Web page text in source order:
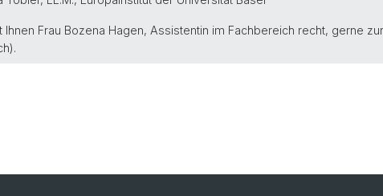
Frau Bozena Hagen, Assistentin im Fachbereich recht, gerne